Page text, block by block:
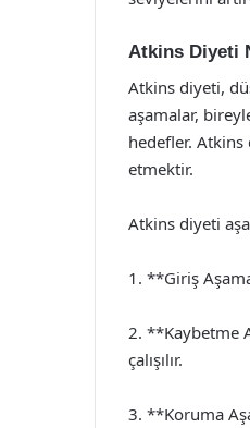
Atkins Diyeti
Atkins diyeti,
aşamalar,
hedefler.
etmektir.
Atkins diyeti
1. **Giriş
2. **Kaybetme
çalışılır.
3. **Koruma